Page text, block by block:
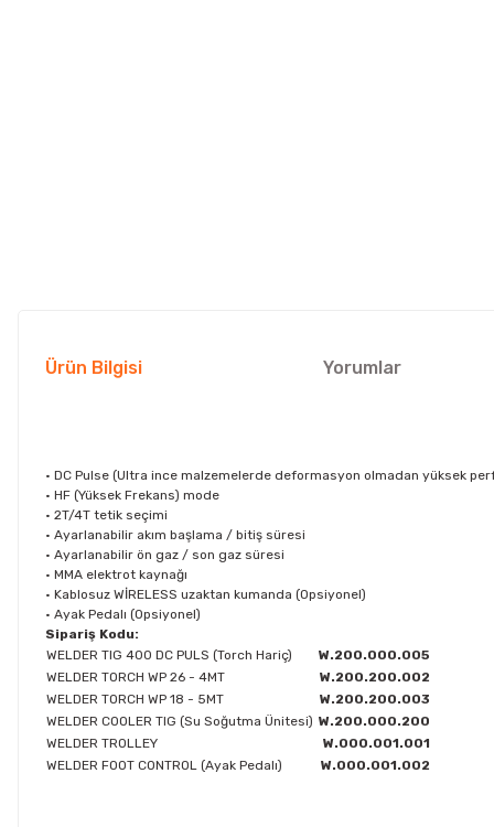
Ürün Bilgisi Yorumlar
• DC Pulse (Ultra ince malzemelerde deformasyon olmadan yüksek
• HF (Yüksek Frekans) mode
• 2T/4T tetik seçimi
• Ayarlanabilir akım başlama / bitiş süresi
• Ayarlanabilir ön gaz / son gaz süresi
• MMA elektrot kaynağı
• Kablosuz WİRELESS uzaktan kumanda (Opsiyonel)
• Ayak Pedalı (Opsiyonel)
Sipariş Kodu:
WELDER TIG 400 DC PULS (Torch Hariç)
W.200.000.005
WELDER TORCH WP 26 - 4MT
W.200.200.002
WELDER TORCH WP 18 - 5MT
W.200.200.003
WELDER COOLER TIG (Su Soğutma Ünitesi) W.200.000.200
WELDER TROLLEY
W.000.001.001
WELDER FOOT CONTROL (Ayak Pedalı)
W.000.001.002